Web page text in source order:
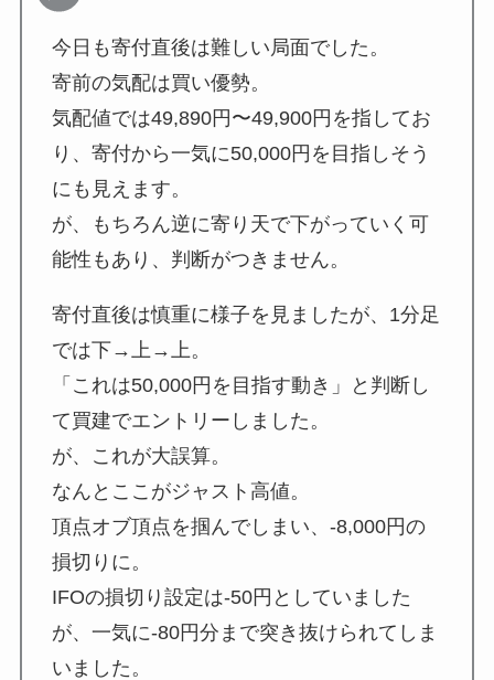
今日も寄付直後は難しい局面でした。
寄前の気配は買い優勢。
気配値では49,890円〜49,900円を指してお
り、寄付から一気に50,000円を目指しそう
にも見えます。
が、もちろん逆に寄り天で下がっていく可
能性もあり、判断がつきません。
寄付直後は慎重に様子を見ましたが、1分足
では下→上→上。
「これは50,000円を目指す動き」と判断し
て買建でエントリーしました。
が、これが大誤算。
なんとここがジャスト高値。
頂点オブ頂点を掴んでしまい、-8,000円の
損切りに。
IFOの損切り設定は-50円としていました
が、一気に-80円分まで突き抜けられてしま
いました。